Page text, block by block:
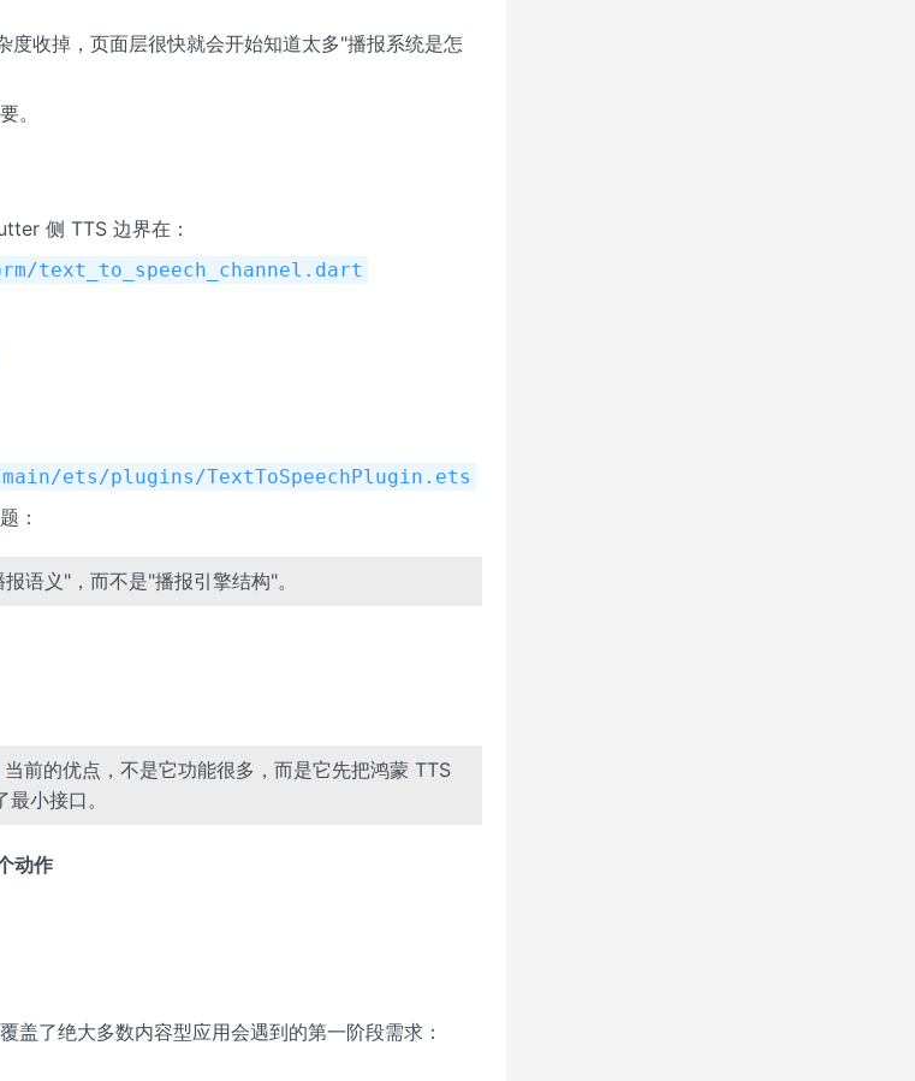
收掉，页面层很快就会开始知道太多"播报系统是怎
。
侧 TTS 边界在：
text_to_speech_channel.dart
ets/plugins/TextToSpeechPlugin.ets
：
语义"，而不是"播报引擎结构"。
当前的优点，不是它功能很多，而是它先把鸿蒙 TTS
小接口。
动作
盖了绝大多数内容型应用会遇到的第一阶段需求：